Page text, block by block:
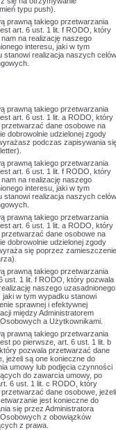
typu push).
prawną takiego przetwarzania
art. 6 ust. 1 lit. f RODO, który
na realizację naszego
interesu, jaki w tym
stanowi realizacja naszych celów
prawną takiego przetwarzania
art. 6 ust. 1 lit. a RODO, który
przetwarzać dane osobowe na
dobrowolnie udzielonej zgody
podczas zapisywania
prawną takiego przetwarzania
art. 6 ust. 1 lit. f RODO, który
na realizację naszego
interesu, jaki w tym
stanowi realizacja naszych celów
prawną takiego przetwarzania
art. 6 ust. 1 lit. a RODO, który
przetwarzać dane osobowe na
dobrowolnie udzielonej zgody
się poprzez zamieszczenie
prawną takiego przetwarzania
ust. 1 lit. f RODO, który pozwala
naszego uzasadnionego
jaki w tym wypadku stanowi
sprawnej i efektywnej
między Administratorem
a Użytkownikami.
prawną takiego przetwarzania
po pierwsze, art. 6 ust. 1 lit. b
pozwala przetwarzać dane
jeżeli są one konieczne do
umowy lub podjęcia czynności
do zawarcia umowy, po
6 ust. 1 lit. c RODO, który
przetwarzać dane osobowe, jeżeli
jest konieczne do
się przez Administratora
z obowiązków
z prawa.